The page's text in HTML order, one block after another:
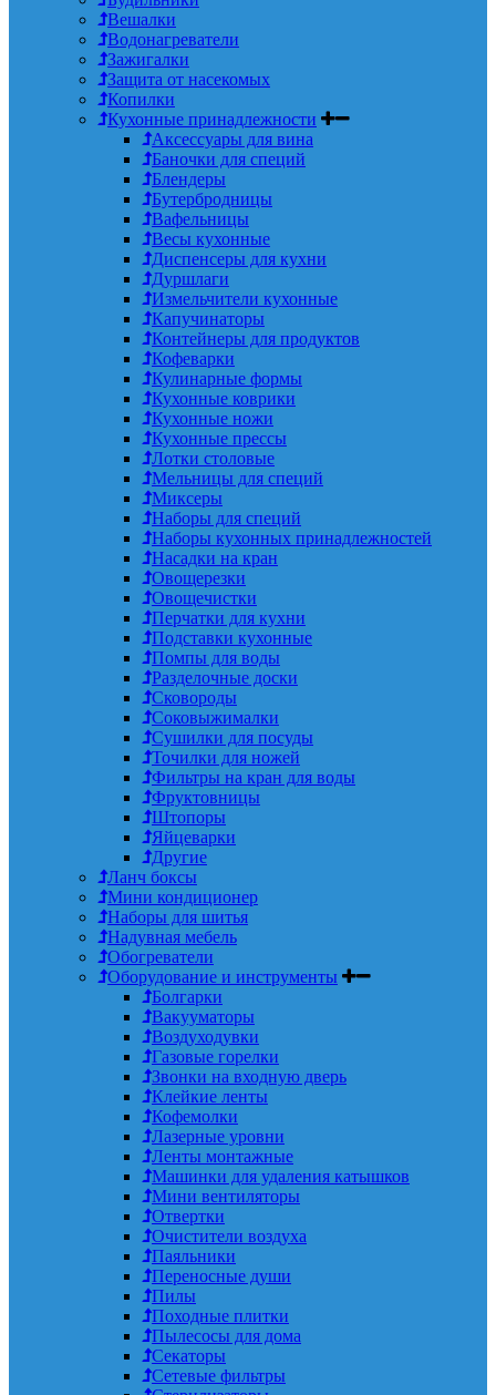
Вешалки
Водонагреватели
Зажигалки
Защита от насекомых
Копилки
Кухонные принадлежности
Аксессуары для вина
Баночки для специй
Блендеры
Бутербродницы
Вафельницы
Весы кухонные
Диспенсеры для кухни
Дуршлаги
Измельчители кухонные
Капучинаторы
Контейнеры для продуктов
Кофеварки
Кулинарные формы
Кухонные коврики
Кухонные ножи
Кухонные прессы
Лотки столовые
Мельницы для специй
Миксеры
Наборы для специй
Наборы кухонных принадлежностей
Насадки на кран
Овощерезки
Овощечистки
Перчатки для кухни
Подставки кухонные
Помпы для воды
Разделочные доски
Сковороды
Соковыжималки
Сушилки для посуды
Точилки для ножей
Фильтры на кран для воды
Фруктовницы
Штопоры
Яйцеварки
Другие
Ланч боксы
Мини кондиционер
Наборы для шитья
Надувная мебель
Обогреватели
Оборудование и инструменты
Болгарки
Вакууматоры
Воздуходувки
Газовые горелки
Звонки на входную дверь
Клейкие ленты
Кофемолки
Лазерные уровни
Ленты монтажные
Машинки для удаления катышков
Мини вентиляторы
Отвертки
Очистители воздуха
Паяльники
Переносные души
Пилы
Походные плитки
Пылесосы для дома
Секаторы
Сетевые фильтры